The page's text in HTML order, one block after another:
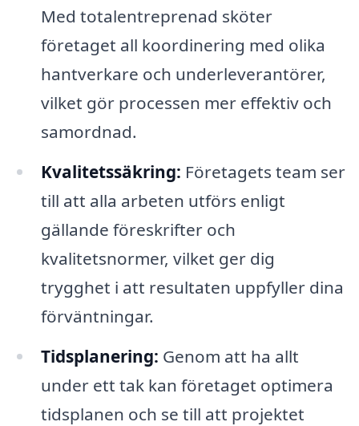
Med totalentreprenad sköter
företaget all koordinering med olika
hantverkare och underleverantörer,
vilket gör processen mer effektiv och
samordnad.
Kvalitetssäkring: Företagets team ser
till att alla arbeten utförs enligt
gällande föreskrifter och
kvalitetsnormer, vilket ger dig
trygghet i att resultaten uppfyller dina
förväntningar.
Tidsplanering: Genom att ha allt
under ett tak kan företaget optimera
tidsplanen och se till att projektet